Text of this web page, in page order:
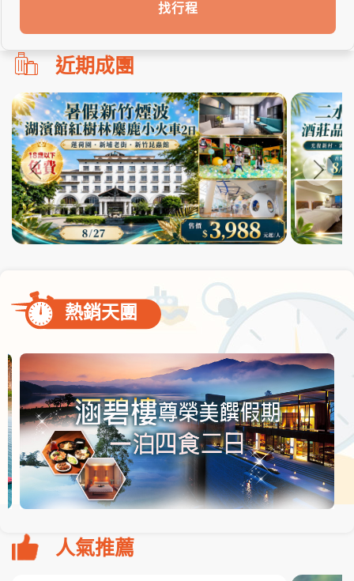
找行程
刪!!
尋
bar
使
用
近期成團
熱銷天團
人氣推薦